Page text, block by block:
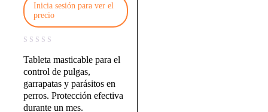
Inicia sesión para ver el
precio
Tableta masticable para el
control de pulgas,
garrapatas y parásitos en
perros. Protección efectiva
durante un mes.